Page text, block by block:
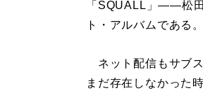
「SQUALL」――松
ト・アルバムである。
ネット配信もサブ
まだ存在しなかった